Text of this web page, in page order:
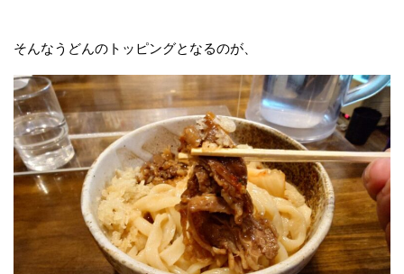
そんなうどんのトッピングとなるのが、